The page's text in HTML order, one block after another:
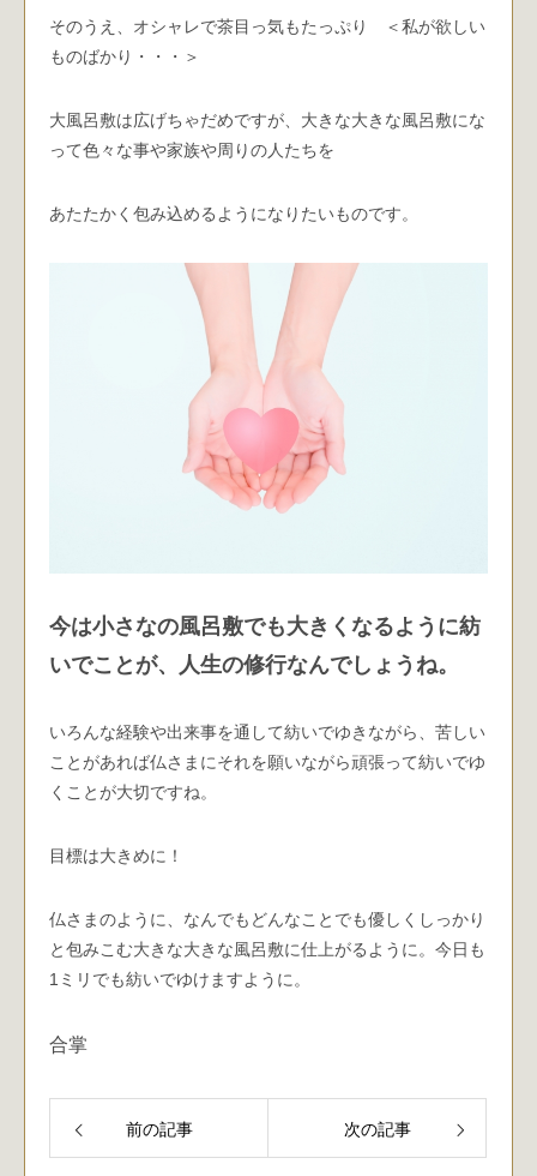
そのうえ、オシャレで茶目っ気もたっぷり ＜私が欲しい
ものばかり・・・＞
大風呂敷は広げちゃだめですが、大きな大きな風呂敷にな
って色々な事や家族や周りの人たちを
あたたかく包み込めるようになりたいものです。
今は小さなの風呂敷でも大きくなるように紡
いでことが、人生の修行なんでしょうね。
いろんな経験や出来事を通して紡いでゆきながら、苦しい
ことがあれば仏さまにそれを願いながら頑張って紡いでゆ
くことが大切ですね。
目標は大きめに！
仏さまのように、なんでもどんなことでも優しくしっかり
と包みこむ大きな大きな風呂敷に仕上がるように。今日も
1ミリでも紡いでゆけますように。
合掌
前の記事 次の記事